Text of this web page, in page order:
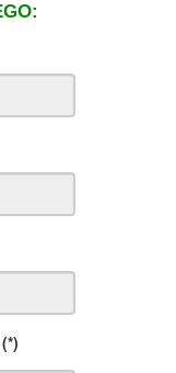
(*)